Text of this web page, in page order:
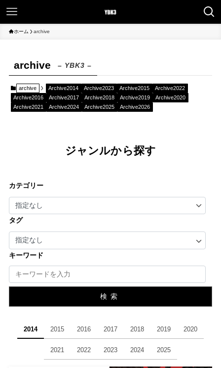
ホーム archive
archive – YBK3 –
archive Archive2014 Archive2023 Archive2015
Archive2022
Archive2016
Archive2017 Archive2018 Archive2019
Archive2020
Archive2021
Archive2024 Archive2025 Archive2026
ジャンルから探す
カテゴリー
タグ
キーワード
検索
2014 2015 2016 2017 2018 2019 2020
2021 2022 2023 2024 2025